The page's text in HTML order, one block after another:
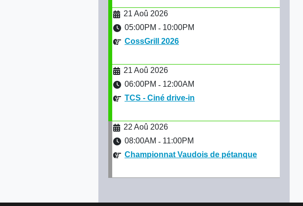
21 Aoû 2026
05:00PM - 10:00PM
CossGrill 2026
21 Aoû 2026
06:00PM - 12:00AM
TCS - Ciné drive-in
22 Aoû 2026
08:00AM - 11:00PM
Championnat Vaudois de pétanque